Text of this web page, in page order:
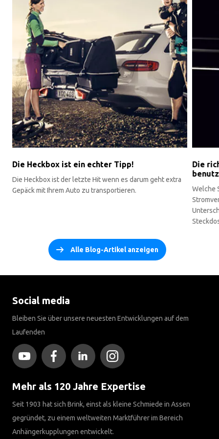
Die Heckbox ist ein echter Tipp!
Die Heckbox ist der letzte Hit wenn es darum geht extra
Gepäck mit Ihrem Auto zu transportieren.
Die
Welche
Alle Blog-Artikel anzeigen
Social media
Bleiben Sie über unsere neuesten Entwicklungen auf dem
Laufenden
Mehr als 120 Jahre Expertise
Seit 1903 hat sich Brink, einst als kleine Schmiede in Assen
gegründet, zu einem weltweiten Marktführer im Bereich
Anhängerkupplungen entwickelt.